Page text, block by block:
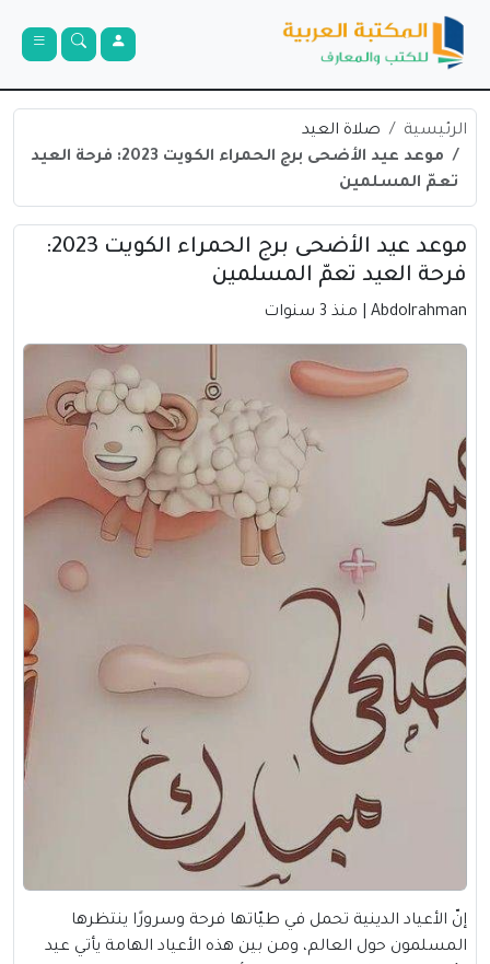
الرئيسية
صلاة العيد
موعد عيد الأضحى برج الحمراء الكويت 2023: فرحة العيد
تعمّ المسلمين
موعد عيد الأضحى برج الحمراء الكويت 2023:
فرحة العيد تعمّ المسلمين
Abdolrahman | منذ 3 سنوات
إنّ الأعياد الدينية تحمل في طيّاتها فرحة وسرورًا ينتظرها
المسلمون حول العالم، ومن بين هذه الأعياد الهامة يأتي عيد